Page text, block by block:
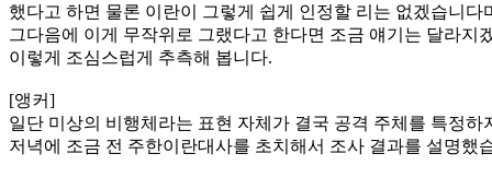
했다고 하면 물론 이란이 그렇게 쉽게 인정할 리는 없겠습니
그다음에 이게 무작위로 그랬다고 한다면 조금 얘기는 달라
이렇게 조심스럽게 추측해 봅니다.
[앵커]
일단 미상의 비행체라는 표현 자체가 결국 공격 주체를 특정
저녁에 조금 전 주한이란대사를 초치해서 조사 결과를 설명했